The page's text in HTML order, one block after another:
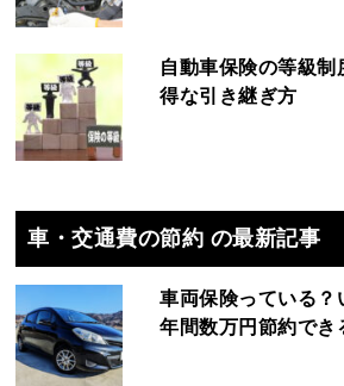
自動車保険の等級
得な引き継ぎ方
車・交通費の節約 の最新記事
車両保険っている？
年間数万円節約でき